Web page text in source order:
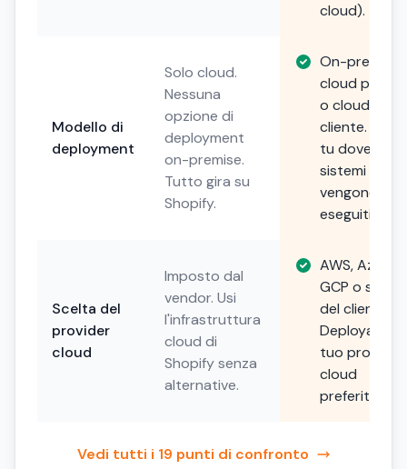
cloud).
Modello di
deployment
Solo cloud.
Nessuna
opzione di
deployment
on-premise.
Tutto gira su
Shopify.
On-premise,
cloud
o cloud del
cliente.
tu dove i tuoi
sistemi
vengono
eseguiti.
Scelta del
provider
cloud
Imposto dal
vendor. Usi
l'infrastruttura
cloud di
Shopify senza
alternative.
AWS, Azure,
GCP o scelta
del cliente.
Deploya sul
tuo provider
cloud
preferito.
Vedi tutti i 19 punti di confronto